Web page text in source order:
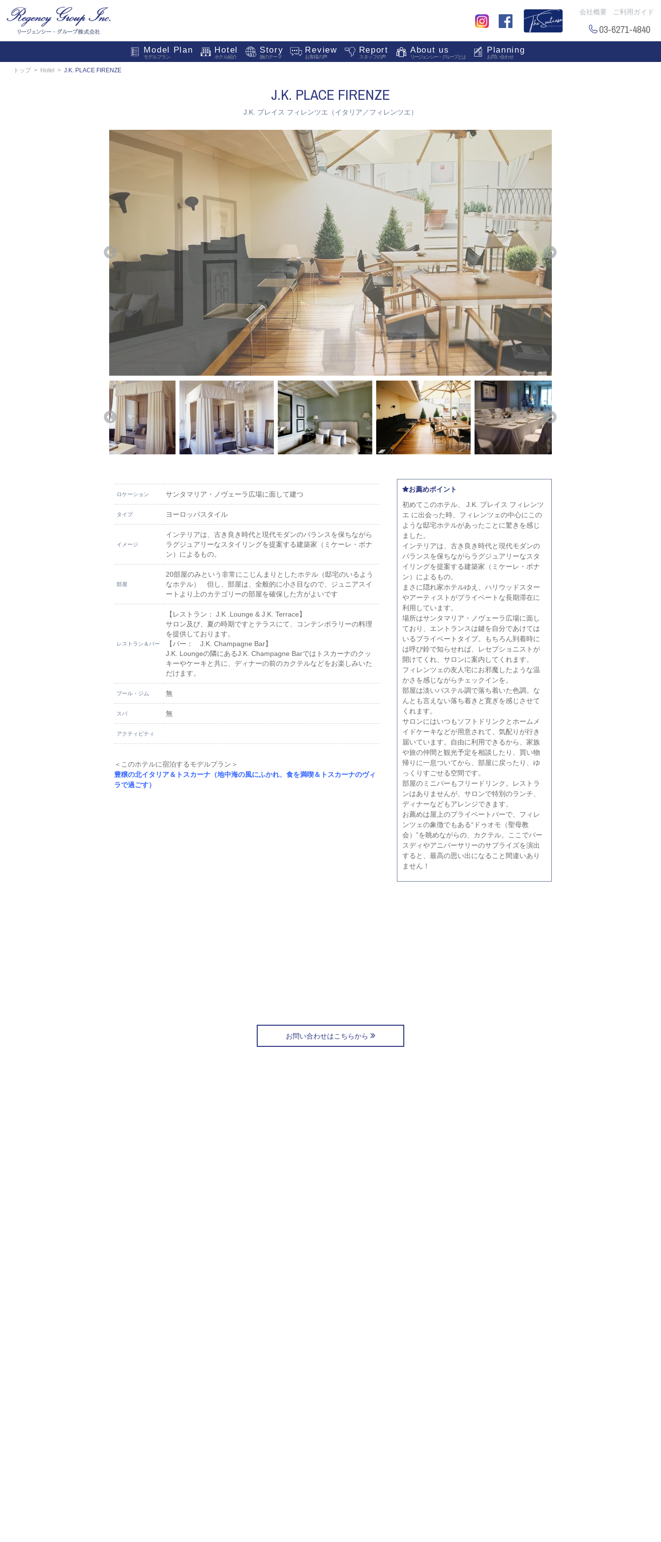
会社概要 ご利用ガイド
03-6271-4840
Model Plan
モデルプラン
Hotel
ホテル紹介
Story
旅のテーマ
Review
お客様の声
Report
スタッフの声
About us
リージェンシー・グループとは
Planning
お問い合わせ
トップ Hotel J.K. PLACE FIRENZE
J.K. PLACE FIRENZE
J.K. プレイス フィレンツエ（イタリア／フィレンツエ）
お薦めポイント
初めてこのホテル、 J.K. プレイス フィレンツ
エ に出会った時、フィレンツェの中心にこの
ような邸宅ホテルがあったことに驚きを感じ
ました。
インテリアは、古き良き時代と現代モダンの
バランスを保ちながらラグジュアリーなスタ
イリングを提案する建築家（ミケーレ・ボナ
ン）によるもの。
まさに隠れ家ホテルゆえ、ハリウッドスター
やアーティストがプライベートな長期滞在に
利用しています。
場所はサンタマリア・ノヴェーラ広場に面し
ており、エントランスは鍵を自分であけては
いるプライベートタイプ。もちろん到着時に
は呼び鈴で知らせれば、レセプショニストが
開けてくれ、サロンに案内してくれます。
フィレンツェの友人宅にお邪魔したような温
かさを感じながらチェックインを。
部屋は淡いパステル調で落ち着いた色調。な
んとも言えない落ち着きと寛ぎを感じさせて
くれます。
サロンにはいつもソフトドリンクとホームメ
イドケーキなどが用意されて、気配りが行き
届いています。自由に利用できるから、家族
や旅の仲間と観光予定を相談したり、買い物
帰りに一息ついてから、部屋に戻ったり、ゆ
っくりすごせる空間です。
部屋のミニバーもフリードリンク。レストラ
ンはありませんが、サロンで特別のランチ、
ディナーなどもアレンジできます。
お薦めは屋上のプライベートバーで、フィレ
ンツェの象徴でもある“ドゥオモ（聖母教
会）”を眺めながらの、カクテル。ここでバー
スディやアニバーサリーのサプライズを演出
すると、最高の思い出になること間違いあり
ません！
ロケーション サンタマリア・ノヴェーラ広場に面して建つ
タイプ ヨーロッパスタイル
イメージ
インテリアは、古き良き時代と現代モダンのバランスを保ちながら
ラグジュアリーなスタイリングを提案する建築家（ミケーレ・ボナ
ン）によるもの。
部屋
20部屋のみという非常にこじんまりとしたホテル（邸宅のいるよう
なホテル） 但し、部屋は、全般的に小さ目なので、ジュニアスイ
ートより上のカテゴリーの部屋を確保した方がよいです
レストラン＆バー
【レストラン： J.K .Lounge & J.K. Terrace】
サロン及び、夏の時期ですとテラスにて、コンテンポラリーの料理
を提供しております。
【バー： J.K. Champagne Bar】
J.K. Loungeの隣にあるJ.K. Champagne Barではトスカーナのクッ
キーやケーキと共に、ディナーの前のカクテルなどをお楽しみいた
だけます。
プール・ジム 無
スパ 無
アクティビティ
＜このホテルに宿泊するモデルプラン＞
豊穣の北イタリア＆トスカーナ（地中海の風にふかれ、食を満喫＆トスカーナのヴィ
ラで過ごす）
お問い合わせはこちらから